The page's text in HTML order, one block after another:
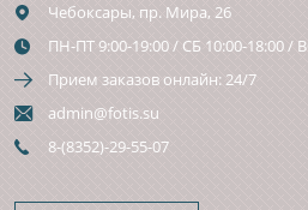
Чебоксары, пр. Мира, 26
ПН-ПТ 9:00-19:00 / СБ 10:00-18:00 /
Прием заказов онлайн: 24/7
admin@fotis.su
8-(8352)-29-55-07